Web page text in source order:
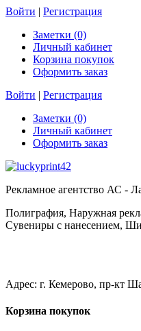
Войти | Регистрация
Заметки (0)
Личный кабинет
Корзина покупок
Оформить заказ
Войти | Регистрация
Заметки (0)
Личный кабинет
Оформить заказ
Рекламное агентство АС -
Полиграфия, Наружная
Сувениры с нанесением,
Адрес: г. Кемерово, пр-кт
Корзина покупок